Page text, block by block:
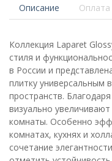
Описание Оплата
Коллекция Laparet
стиля и
в России и
плитку универсальным
пространств.
визуально
комнаты. Особенно
комнатах, кухнях и
сочетание